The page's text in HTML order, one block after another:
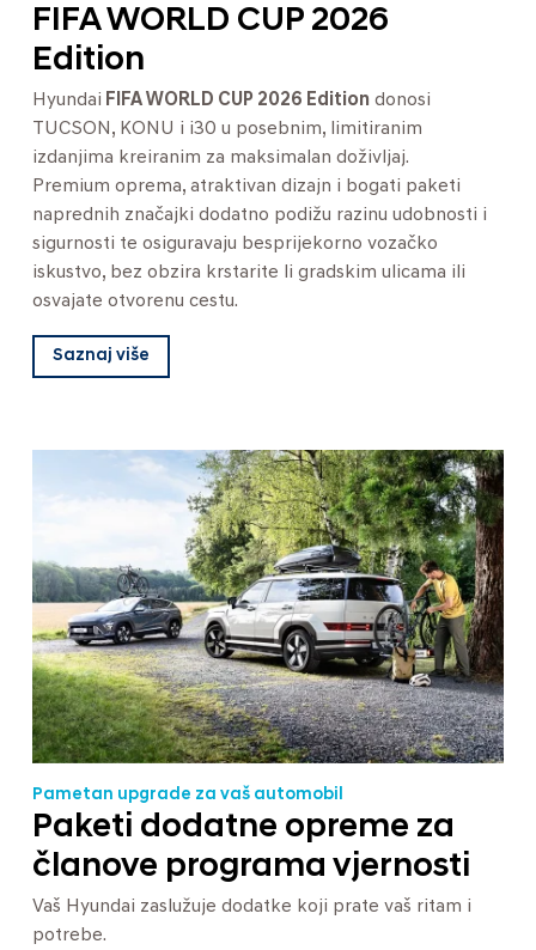
FIFA WORLD CUP 2026
Edition
Hyundai FIFA WORLD CUP 2026 Edition donosi
TUCSON, KONU i i30 u posebnim, limitiranim
izdanjima kreiranim za maksimalan doživljaj.
Premium oprema, atraktivan dizajn i bogati paketi
naprednih značajki dodatno podižu razinu udobnosti i
sigurnosti te osiguravaju besprijekorno vozačko
iskustvo, bez obzira krstarite li gradskim ulicama ili
osvajate otvorenu cestu.
Saznaj više
Pametan upgrade za vaš automobil
Paketi dodatne opreme za
članove programa vjernosti
Vaš Hyundai zaslužuje dodatke koji prate vaš ritam i
potrebe.